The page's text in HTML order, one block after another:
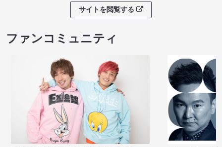
サイトを閲覧する
ファンコミュニティ